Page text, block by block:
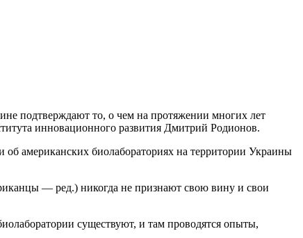
подтверждают то, о чем на протяжении многих лет
инновационного развития Дмитрий Родионов.
американских биолабораториях на территории Украины
— ред.) никогда не признают свою вину и свои
существуют, и там проводятся опыты,